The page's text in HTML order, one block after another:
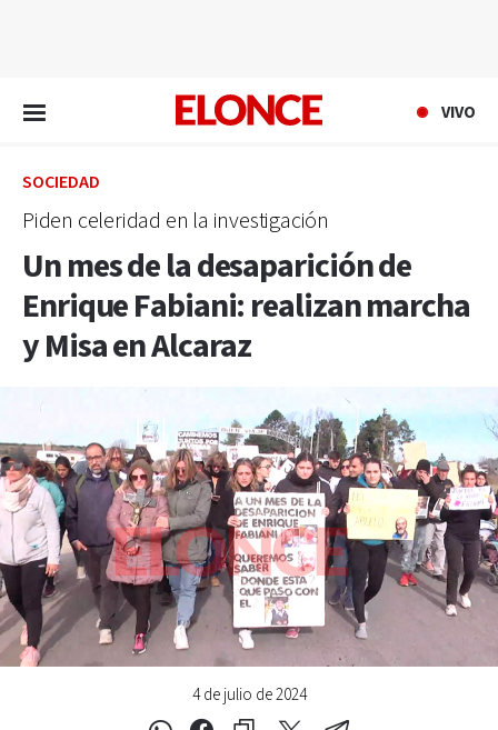
VIVO
SOCIEDAD
Piden celeridad en la investigación
Un mes de la desaparición de
Enrique Fabiani: realizan marcha
y Misa en Alcaraz
4 de julio de 2024